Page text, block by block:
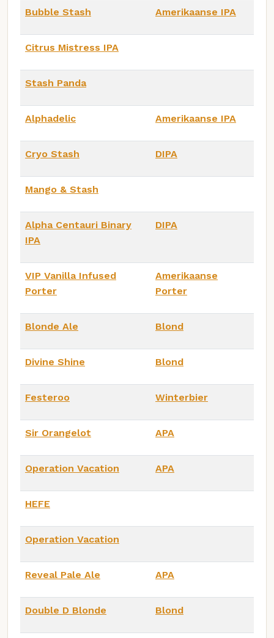
Bubble Stash Amerikaanse IPA
Citrus Mistress IPA
Stash Panda
Alphadelic Amerikaanse IPA
Cryo Stash DIPA
Mango & Stash
Alpha Centauri Binary
IPA
DIPA
VIP Vanilla Infused
Porter
Amerikaanse
Porter
Blonde Ale Blond
Divine Shine Blond
Festeroo Winterbier
Sir Orangelot APA
Operation Vacation APA
HEFE
Operation Vacation
Reveal Pale Ale APA
Double D Blonde Blond